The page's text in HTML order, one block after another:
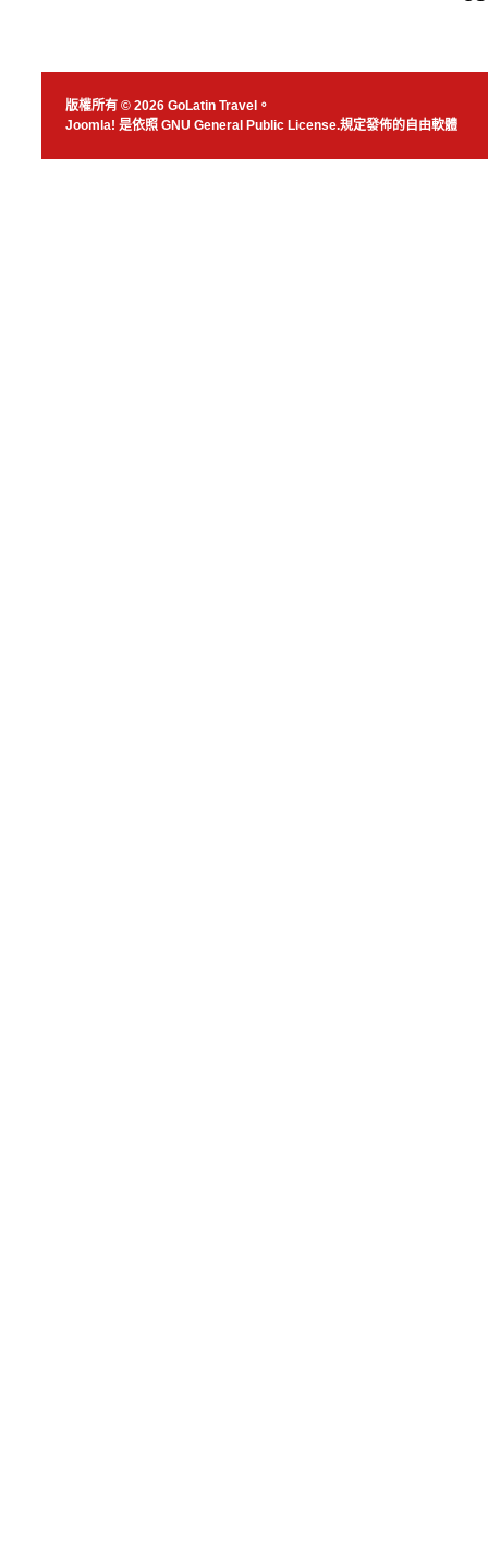
版權所有 © 2026 GoLatin Travel。
Joomla! 是依照 GNU General Public License.規定發佈的自由軟體